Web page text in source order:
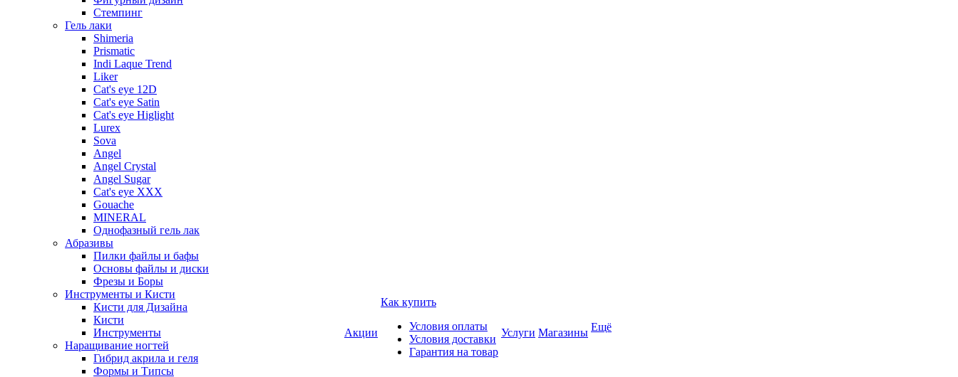
Стемпинг
Гель лаки
Shimeria
Prismatic
Indi Laque Trend
Liker
Cat's eye 12D
Cat's eye Satin
Cat's eye Higlight
Lurex
Sova
Angel
Angel Crystal
Angel Sugar
Cat's eye XXX
Gouache
MINERAL
Однофазный гель лак
Абразивы
Пилки файлы и бафы
Основы файлы и диски
Фрезы и Боры
Инструменты и Кисти
Кисти для Дизайна
Кисти
Инструменты
Наращивание ногтей
Гибрид акрила и геля
Формы и Типсы
Акции
Как купить
Условия оплаты
Условия доставки
Гарантия на товар
Услуги Магазины Ещё